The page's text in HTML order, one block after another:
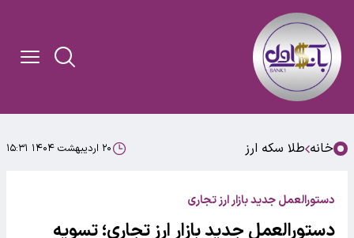
خانه طلا سکه ارز ۲۰ اردیبهشت ۱۴۰۴ ۱۵:۳۱
دستورالعمل جدید بازار ارز تجاری
دستورالعمل جدید بازار ارز تجاری؛ تسویه